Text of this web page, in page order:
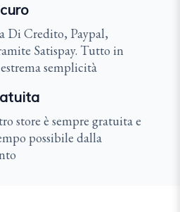
Di Credito, Paypal,
Satispay. Tutto in
semplicità
store è sempre gratuita e
possibile dalla